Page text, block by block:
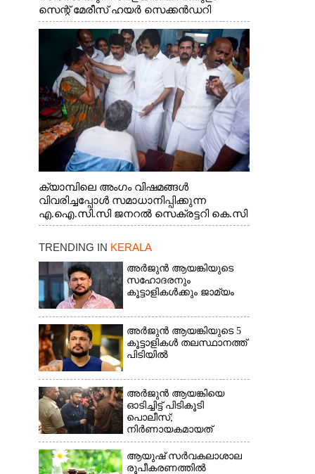
സെന്റ് മേരീസ് ഹയർ സെക്കൻഡറി
സ്കൂളിലെ ക്യാമ്പിലെത്തിയ എ.ഐ.സി.സി
ജനറൽ സെക്രട്ടറി കെ.സി
വേണുഗോപാൽ എം.പി കുരുന്നിനെ
എടുത്ത് ലാളിച്ചപ്പോൾ. സഹകരണ-
എക്സൈസ് വകുപ്പ് മന്ത്രി എം. ലിജു,
കൃഷിവകുപ്പ് മന്ത്രി ടി. സിദ്ദിഖ്, റെജി
ചെറിയാൻ എം. എൽ. എ എന്നിവർ സമീപം
ക്യാമ്പിലെ അംഗം വിഷമങ്ങൾ
വിവരിച്ചപ്പോൾ സമാധാനിപ്പിക്കുന്ന
എ.ഐ.സി.സി ജനറൽ സെക്രട്ടറി കെ.സി
വേണുഗോപാൽ എം.പി. സഹകരണ-
എന്നിവർ
TRENDING IN KERALA
അർജുൻ ആയങ്കിയുടെ
സഹോദരനും
കൂട്ടാളികൾക്കും ജാമ്യം
അർജുൻ ആയങ്കിയുടെ 5
കൂട്ടാളികൾ തലസ്ഥാനത്ത്
പിടിയിൽ
അർജുൻ ആയങ്കിയെ
ഓടിച്ചിട്ട് പിടികൂടി
പൊലീസ്;
നിർണായകമായത്
ഓട്ടോഡ്രൈവർക്ക്
തോന്നിയ സംശയം
ആയുഷ് സർവകലാശാല
രൂപീകരണത്തിൽ